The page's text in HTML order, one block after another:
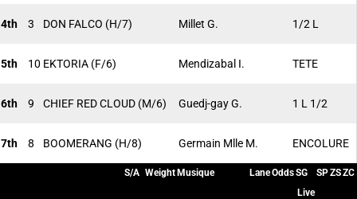
4th 3 DON FALCO (H/7) Millet G. 1/2 L
5th 10 EKTORIA (F/6) Mendizabal I. TETE
6th 9 CHIEF RED CLOUD (M/6) Guedj-gay G. 1 L 1/2
7th 8 BOOMERANG (H/8) Germain Mlle M. ENCOLURE
S/A Weight Musique LaneOddsSG SPZSZC
Live